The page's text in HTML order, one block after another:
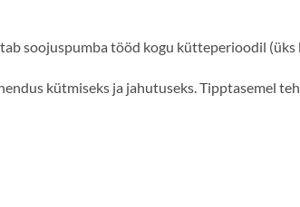
soojuspumba tööd kogu kütteperioodil (üks
kütmiseks ja jahutuseks. Tipptasemel